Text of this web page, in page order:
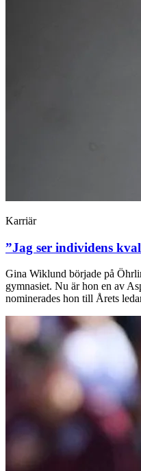
Karriär
”Jag ser individens
Gina Wiklund började på
gymnasiet. Nu är hon en av
nominerades hon till Årets